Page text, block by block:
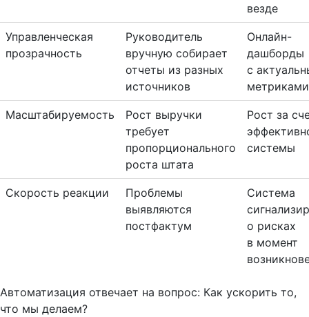
везде
Управленческая
прозрачность
Руководитель
вручную собирает
отчеты из разных
источников
Онлайн-
дашборды
с
метриками
Масштабируемость
Рост выручки
требует
пропорционального
роста штата
Рост за
системы
Скорость реакции
Проблемы
выявляются
постфактум
Система
о рисках
в момент
Автоматизация отвечает на вопрос: Как ускорить то,
что мы делаем?